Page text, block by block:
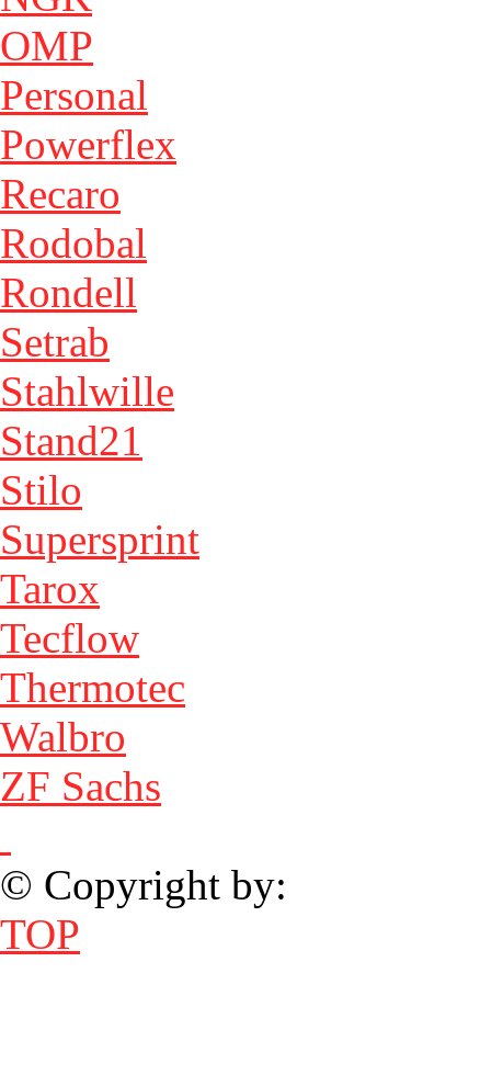
OMP
Personal
Powerflex
Recaro
Rodobal
Rondell
Setrab
Stahlwille
Stand21
Stilo
Supersprint
Tarox
Tecflow
Thermotec
Walbro
ZF Sachs
© Copyright by:
TOP